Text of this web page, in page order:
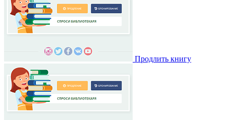
Продлить книгу